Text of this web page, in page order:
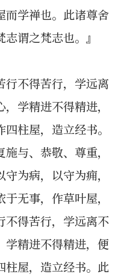
而学禅也。此诸尊舍
谓之梵志也。』
行不得苦行，学远离
学精进不得精进，
柱屋，造立经书。
与、恭敬、尊重，
为病，以守为痈，
无事，作草叶屋，
不得苦行，学远离不
学精进不得精进，便
柱屋，造立经书。此